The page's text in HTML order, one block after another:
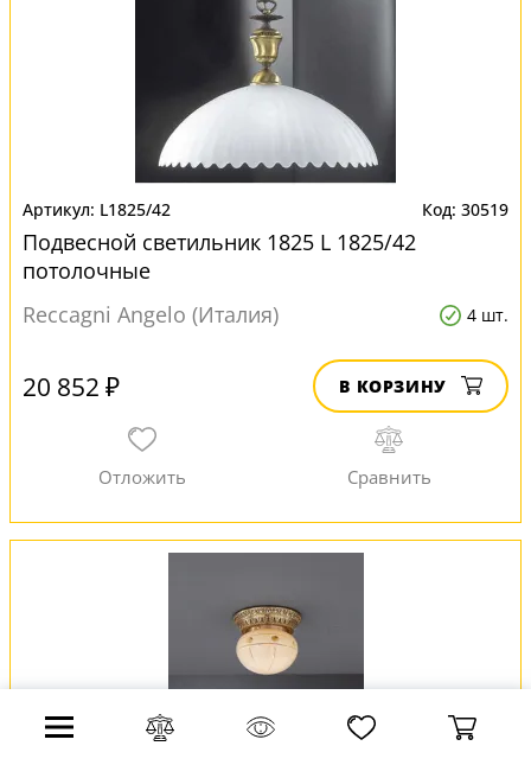
L1825/42 30519
Подвесной светильник 1825 L 1825/42
потолочные
Reccagni Angelo (Италия)
4 шт.
20 852 ₽ В КОРЗИНУ